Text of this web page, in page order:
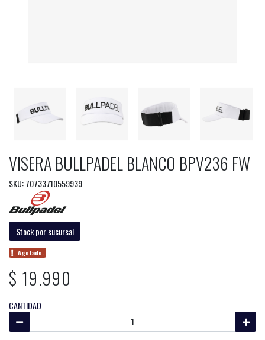
VISERA BULLPADEL BLANCO BPV236 FW
SKU: 70733710559939
Stock por sucursal
Agotado.
$ 19.990
CANTIDAD